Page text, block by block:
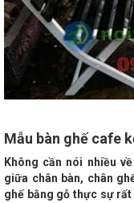
Mẫu bàn ghế cafe
Không cần nói nhiều
giữa chân bàn, chân
ghế bằng gỗ thực sự